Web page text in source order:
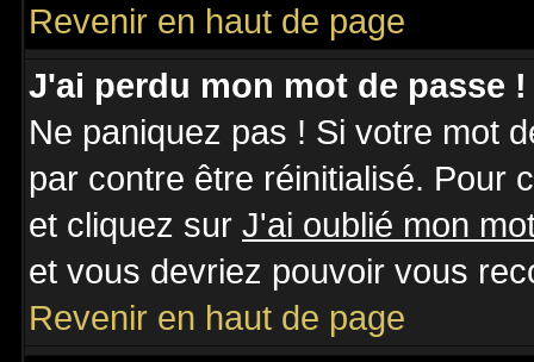
Revenir en haut de page
J'ai perdu mon mot de passe !
Ne paniquez pas ! Si votre mot
par contre être réinitialisé. Pour
et cliquez sur J'ai oublié mon
et vous devriez pouvoir vous
Revenir en haut de page